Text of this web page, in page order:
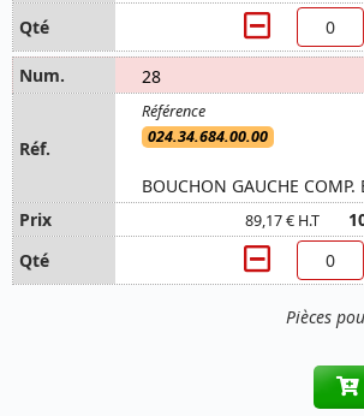
Pièces
28
024.34.684.00.00
BOUCHON GAUCHE COMP.
89,17 € H.T